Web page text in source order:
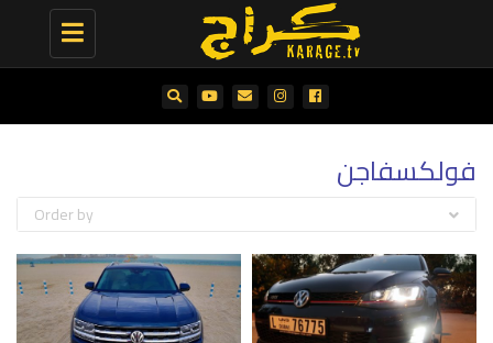
Toggle
navigation
فولكسفاجن
Order by